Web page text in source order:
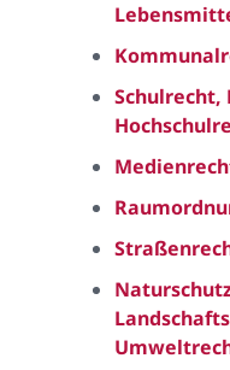
Schulrecht,